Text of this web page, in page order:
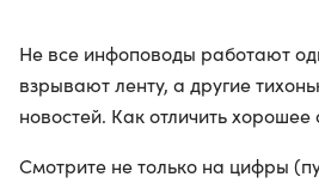
Не все инфоповоды работают
взрывают ленту, а другие
новостей. Как отличить хорошее
Смотрите не только на цифры